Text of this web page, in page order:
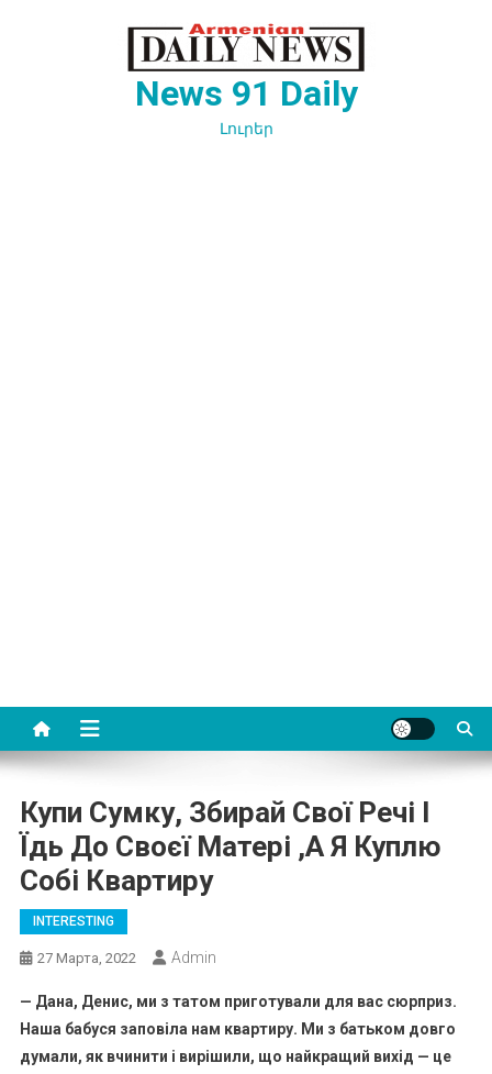
News 91 Daily
Լուրեր
Купи Сумку, Збирай Свої Речі І
Їдь До Своєї Матері ,а Я Куплю
Собі Квартиру
INTERESTING
27 Марта, 2022 Admin
— Дана, Денис, ми з татом приготували для вас сюрприз.
Наша бабуся заповіла нам квартиру. Ми з батьком довго
думали, як вчинити і вирішили, що найкращий вихід — це